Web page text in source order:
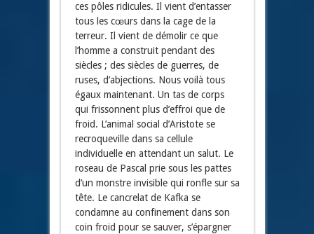
ces pôles ridicules. Il vient d’entasser
tous les cœurs dans la cage de la
terreur. Il vient de démolir ce que
l’homme a construit pendant des
siècles ; des siècles de guerres, de
ruses, d’abjections. Nous voilà tous
égaux maintenant. Un tas de corps
qui frissonnent plus d’effroi que de
froid. L’animal social d’Aristote se
recroqueville dans sa cellule
individuelle en attendant un salut. Le
roseau de Pascal prie sous les pattes
d’un monstre invisible qui ronfle sur sa
tête. Le cancrelat de Kafka se
condamne au confinement dans son
coin froid pour se sauver, s’épargner